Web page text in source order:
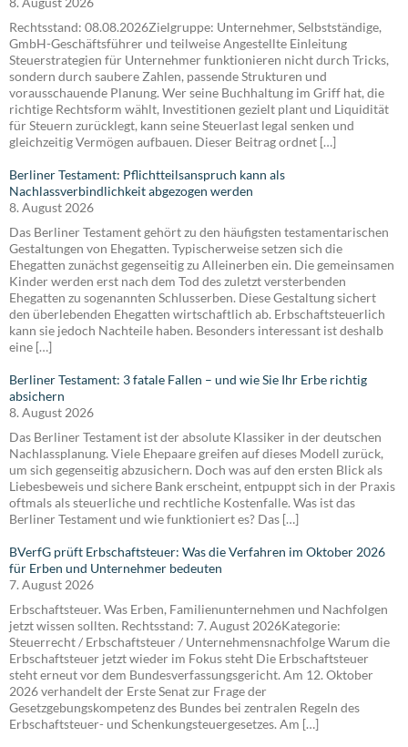
Rechtsstand: 08.08.2026Zielgruppe: Unternehmer, Selbstständige,
GmbH-Geschäftsführer und teilweise Angestellte Einleitung
Steuerstrategien für Unternehmer funktionieren nicht durch Tricks,
sondern durch saubere Zahlen, passende Strukturen und
vorausschauende Planung. Wer seine Buchhaltung im Griff hat, die
richtige Rechtsform wählt, Investitionen gezielt plant und Liquidität
für Steuern zurücklegt, kann seine Steuerlast legal senken und
gleichzeitig Vermögen aufbauen. Dieser Beitrag ordnet […]
Berliner Testament: Pflichtteilsanspruch kann als
Nachlassverbindlichkeit abgezogen werden
8. August 2026
Das Berliner Testament gehört zu den häufigsten testamentarischen
Gestaltungen von Ehegatten. Typischerweise setzen sich die
Ehegatten zunächst gegenseitig zu Alleinerben ein. Die gemeinsamen
Kinder werden erst nach dem Tod des zuletzt versterbenden
Ehegatten zu sogenannten Schlusserben. Diese Gestaltung sichert
den überlebenden Ehegatten wirtschaftlich ab. Erbschaftsteuerlich
kann sie jedoch Nachteile haben. Besonders interessant ist deshalb
eine […]
Berliner Testament: 3 fatale Fallen – und wie Sie Ihr Erbe richtig
absichern
8. August 2026
Das Berliner Testament ist der absolute Klassiker in der deutschen
Nachlassplanung. Viele Ehepaare greifen auf dieses Modell zurück,
um sich gegenseitig abzusichern. Doch was auf den ersten Blick als
Liebesbeweis und sichere Bank erscheint, entpuppt sich in der Praxis
oftmals als steuerliche und rechtliche Kostenfalle. Was ist das
Berliner Testament und wie funktioniert es? Das […]
BVerfG prüft Erbschaftsteuer: Was die Verfahren im Oktober 2026
für Erben und Unternehmer bedeuten
7. August 2026
Erbschaftsteuer. Was Erben, Familienunternehmen und Nachfolgen
jetzt wissen sollten. Rechtsstand: 7. August 2026Kategorie:
Steuerrecht / Erbschaftsteuer / Unternehmensnachfolge Warum die
Erbschaftsteuer jetzt wieder im Fokus steht Die Erbschaftsteuer
steht erneut vor dem Bundesverfassungsgericht. Am 12. Oktober
2026 verhandelt der Erste Senat zur Frage der
Gesetzgebungskompetenz des Bundes bei zentralen Regeln des
Erbschaftsteuer- und Schenkungsteuergesetzes. Am […]